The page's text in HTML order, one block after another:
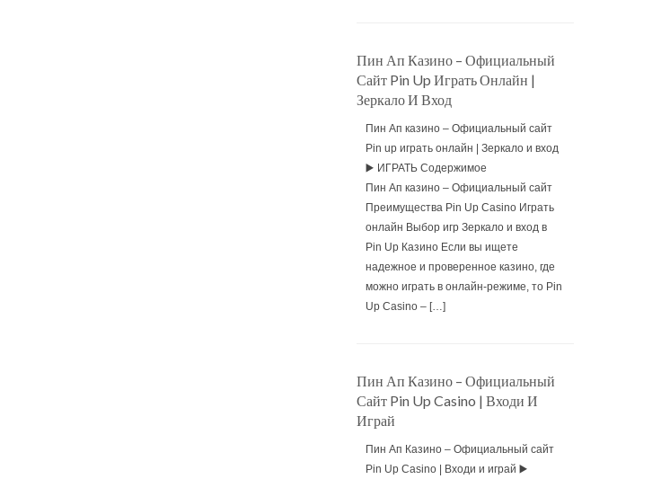
Пин Ап Казино – Официальный
Сайт Pin Up Играть Онлайн |
Зеркало И Вход
Пин Ап казино – Официальный сайт
Pin up играть онлайн | Зеркало и вход
▶️ ИГРАТЬ Содержимое
Пин Ап казино – Официальный сайт
Преимущества Pin Up Casino Играть
онлайн Выбор игр Зеркало и вход в
Pin Up Казино Если вы ищете
надежное и проверенное казино, где
можно играть в онлайн-режиме, то Pin
Up Casino – […]
Пин Ап Казино – Официальный
Сайт Pin Up Casino | Входи И
Играй
Пин Ап Казино – Официальный сайт
Pin Up Casino | Входи и играй ▶️